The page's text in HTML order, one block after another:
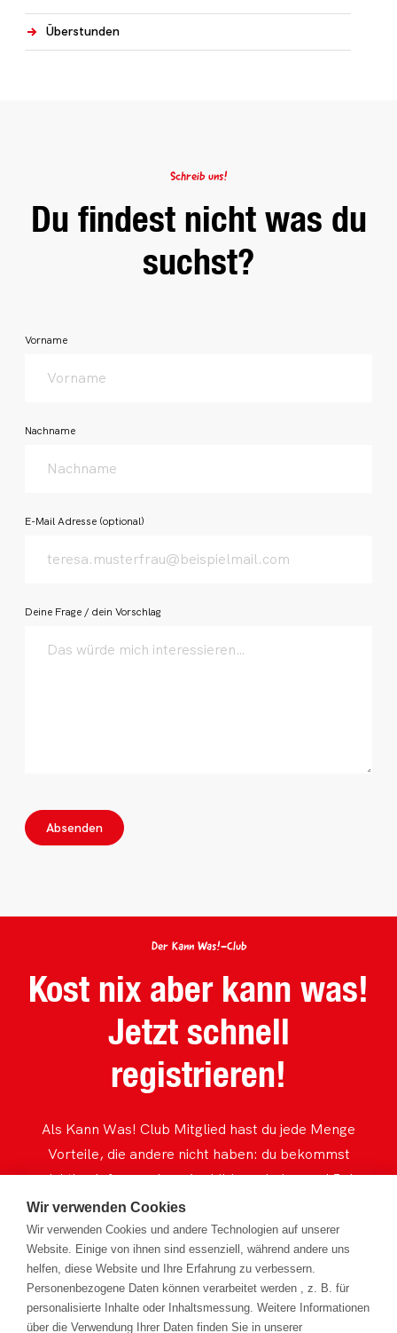
Überstunden
Schreib uns!
Du findest nicht was du
suchst?
Vorname
Nachname
E-Mail Adresse (optional)
Deine Frage / dein Vorschlag
Absenden
Der Kann Was!-Club
Kost nix aber kann was!
Jetzt schnell
registrieren!
Als Kann Was! Club Mitglied hast du jede Menge
Vorteile, die andere nicht haben: du bekommst
wichtige Infos rund um Ausbildung, Lehre und Job
immer zuerst, kannst an spannenden Exkursionen,
fetten Gewinnspielen, Events und Projekten
teilnehmen. Und das völlig umsonst! Also, worauf
wartest du noch?
Wir verwenden Cookies
Wir verwenden Cookies und andere Technologien auf unserer
Website. Einige von ihnen sind essenziell, während andere uns
helfen, diese Website und Ihre Erfahrung zu verbessern.
Personenbezogene Daten können verarbeitet werden , z. B. für
personalisierte Inhalte oder Inhaltsmessung. Weitere Informationen
über die Verwendung Ihrer Daten finden Sie in unserer